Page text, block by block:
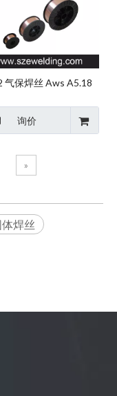
气保焊丝 Aws A5.18
询价
»
体焊丝